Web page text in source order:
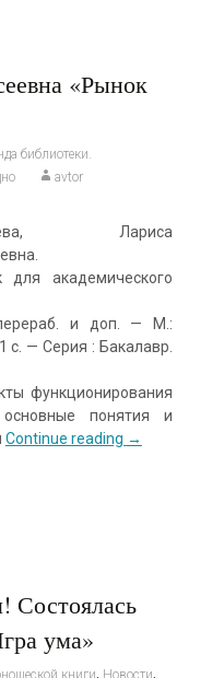
«Рынок
библиотеки.
avtor
Лариса
академического
и доп. — М.:
с. — Серия : Бакалавр.
функционирования
понятия и
Continue reading →
Состоялась
ума»
книги, Новости,